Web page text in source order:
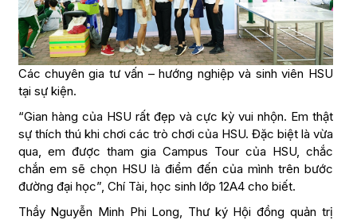
Các chuyên gia tư vấn – hướng nghiệp và sinh viên HSU
tại sự kiện.
“Gian hàng của HSU rất đẹp và cực kỳ vui nhộn. Em thật
sự thích thú khi chơi các trò chơi của HSU. Đặc biệt là vừa
qua, em được tham gia Campus Tour của HSU, chắc
chắn em sẽ chọn HSU là điểm đến của mình trên bước
đường đại học”, Chí Tài, học sinh lớp 12A4 cho biết.
Thầy Nguyễn Minh Phi Long, Thư ký Hội đồng quản trị